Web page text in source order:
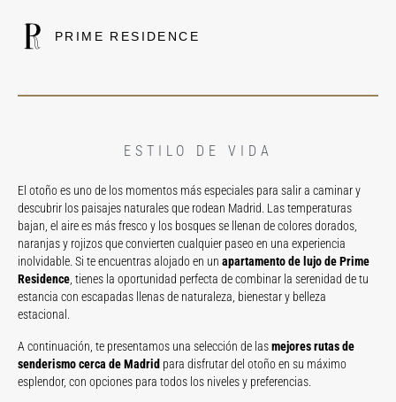
PRIME RESIDENCE
ESTILO DE VIDA
El otoño es uno de los momentos más especiales para salir a caminar y
descubrir los paisajes naturales que rodean Madrid. Las temperaturas
bajan, el aire es más fresco y los bosques se llenan de colores dorados,
naranjas y rojizos que convierten cualquier paseo en una experiencia
inolvidable. Si te encuentras alojado en un apartamento de lujo de Prime
Residence, tienes la oportunidad perfecta de combinar la serenidad de tu
estancia con escapadas llenas de naturaleza, bienestar y belleza
estacional.
A continuación, te presentamos una selección de lasmejores rutas de
senderismo cerca de Madrid para disfrutar del otoño en su máximo
esplendor, con opciones para todos los niveles y preferencias.